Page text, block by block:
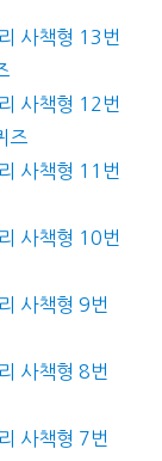
사책형 13번
사책형 12번
즈
사책형 11번
사책형 10번
사책형 9번
사책형 8번
사책형 7번